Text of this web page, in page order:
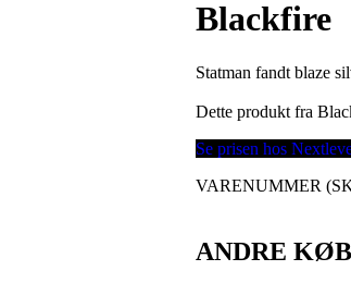
Blackfire
Statman fandt blaze
Dette produkt fra
Se prisen hos
VARENUMMER
ANDRE